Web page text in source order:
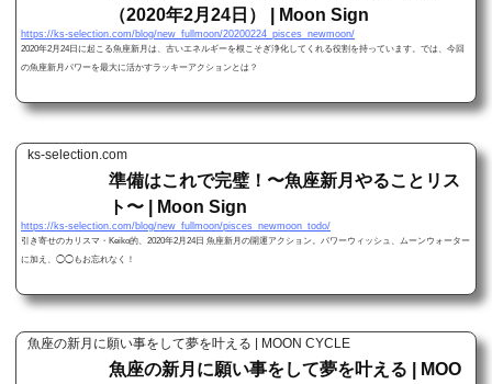
（2020年2月24日） | Moon Sign
https://ks-selection.com/blog/new_fullmoon/20200224_pisces_newmoon/
2020年2月24日に起こる魚座新月は、古いエネルギーを根こそぎ浄化してくれる役割を持っています。では、今回
の魚座新月パワーを最大に活かすラッキーアクションとは？
ks-selection.com
準備はこれで完璧！〜魚座新月やることリス
ト〜 | Moon Sign
https://ks-selection.com/blog/new_fullmoon/pisces_newmoon_todo/
引き寄せのカリスマ・Keiko的、2020年2月24日 魚座新月の開運アクション。パワーウィッシュ、ムーンウォーター
に加え、◯◯もお忘れなく！
魚座の新月に願い事をして夢を叶える | MOON CYCLE
魚座の新月に願い事をして夢を叶える | MOO